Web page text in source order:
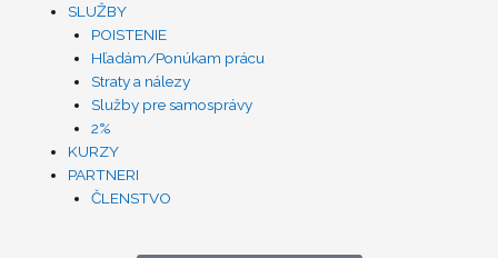
SLUŽBY
POISTENIE
Hľadám/Ponúkam prácu
Straty a nálezy
Služby pre samosprávy
2%
KURZY
PARTNERI
ČLENSTVO